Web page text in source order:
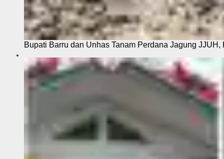
Bupati Barru dan Unhas Tanam Perdana Jagung